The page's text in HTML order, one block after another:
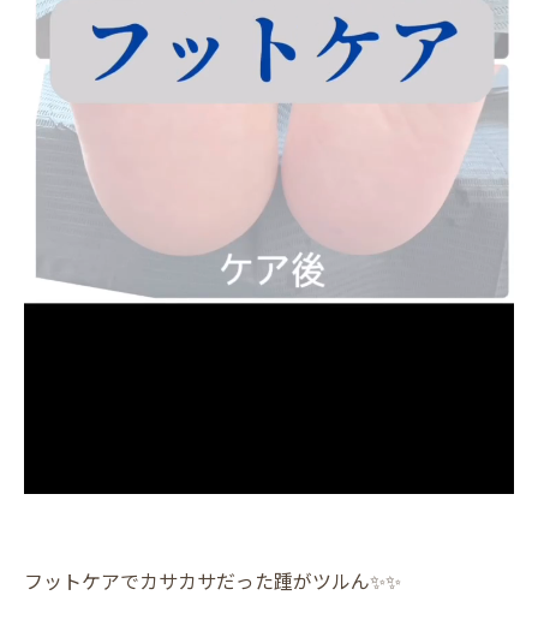
フットケアでカサカサだった踵がツルん✨️✨️